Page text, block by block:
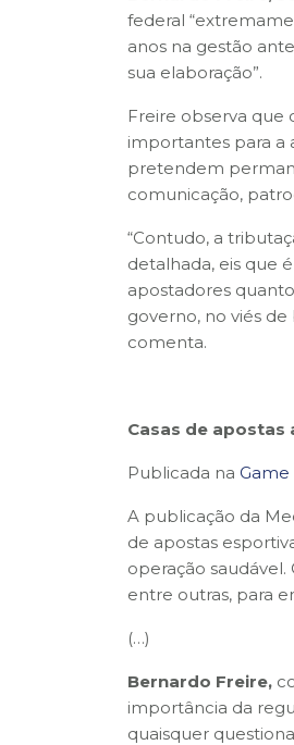
federal
anos na gestão
sua elaboração”.
Freire observa que
importantes para a
pretendem
comunicação,
“Contudo, a
detalhada, eis que
apostadores
governo, no viés
comenta.
Casas de apostas
Publicada na Game
A publicação da
de apostas
operação
entre outras, para
(…)
Bernardo Freire,
importância da
quaisquer